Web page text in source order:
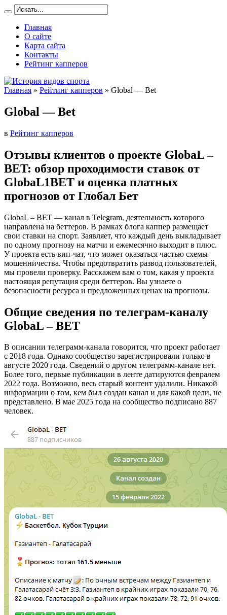
Главная
О сайте
Карта сайта
Контакты
Рейтинг капперов
Главная » Рейтинг капперов » Global — Bet
Global — Bet
в Рейтинг капперов
Отзывы клиентов о проекте GlobaL –
BET: обзор проходимости ставок от
GlobaL1BET и оценка платных
прогнозов от Глобал Бет
GlobaL – BET — канал в Telegram, деятельность которого
направлена на беттеров. В рамках блога каппер размещает
свои ставки на спорт. Заявляет, что каждый день выкладывает
по одному прогнозу на матчи и ежемесячно выходит в плюс.
У проекта есть вип-чат, что может оказаться частью схемы
мошенничества. Чтобы предотвратить развод пользователей,
мы провели проверку. Расскажем вам о том, какая у проекта
настоящая репутация среди беттеров. Вы узнаете о
безопасности ресурса и предложенных ценах на прогнозы.
Общие сведения по телеграм-каналу
GlobaL – BET
В описании телеграмм-канала говорится, что проект работает
с 2018 года. Однако сообщество зарегистрировали только в
августе 2020 года. Сведений о другом телеграмм-канале нет.
Более того, первые публикации в ленте датируются февралем
2022 года. Возможно, весь старый контент удалили. Никакой
информации о том, кем был создан канал и для какой цели, не
представлено. В мае 2025 года на сообщество подписано 887
человек.